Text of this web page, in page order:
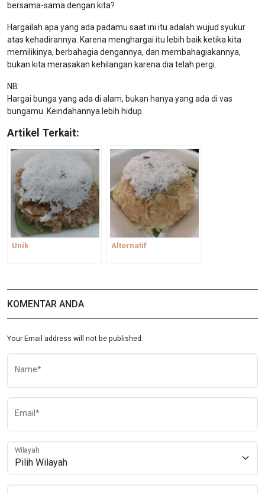
bersama-sama dengan kita?
Hargailah apa yang ada padamu saat ini itu adalah wujud syukur
atas kehadirannya. Karena menghargai itu lebih baik ketika kita
memilikinya, berbahagia dengannya, dan membahagiakannya,
bukan kita merasakan kehilangan karena dia telah pergi.
NB:
Hargai bunga yang ada di alam, bukan hanya yang ada di vas
bungamu. Keindahannya lebih hidup.
Artikel Terkait:
Unik Alternatif
KOMENTAR ANDA
Your Email address will not be published.
Name*
Email*
Wilayah